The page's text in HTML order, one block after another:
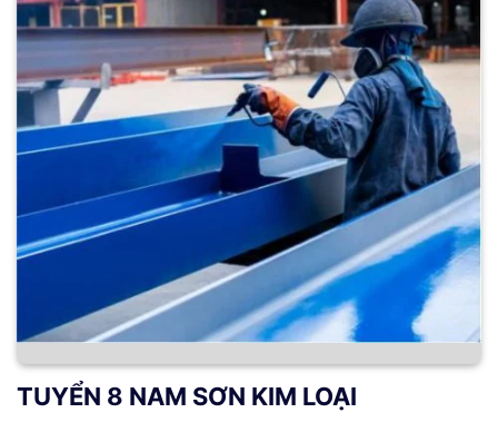
TUYỂN 8 NAM SƠN KIM LOẠI